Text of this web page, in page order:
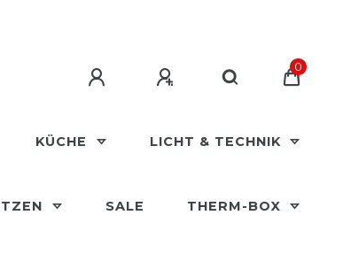
0
KÜCHE LICHT & TECHNIK
SALE THERM-BOX